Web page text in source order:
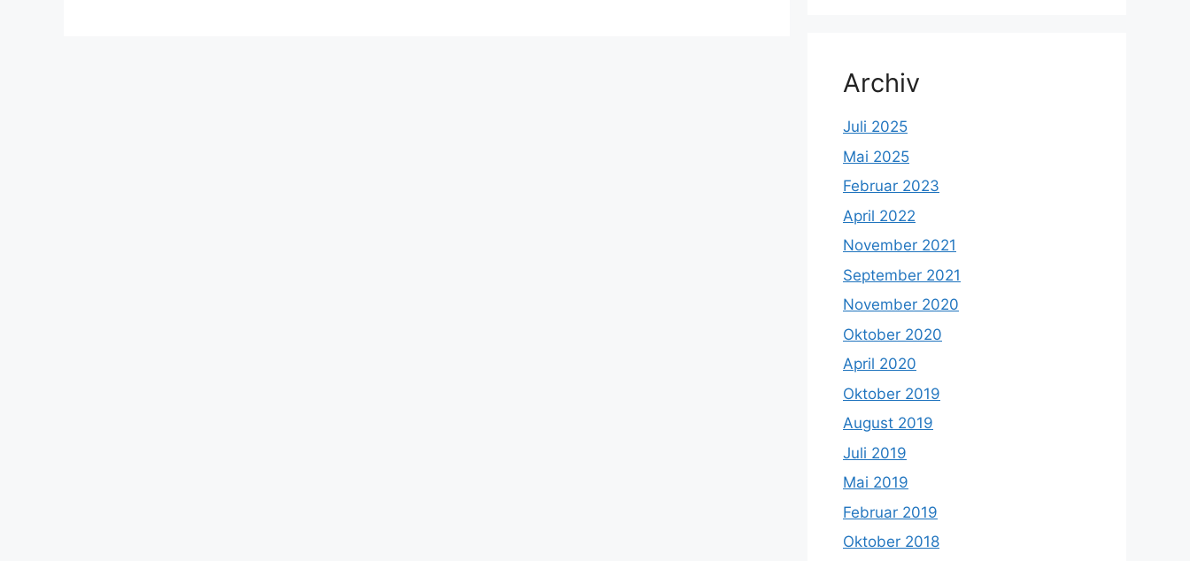
Archiv
Juli 2025
Mai 2025
Februar 2023
April 2022
November 2021
September 2021
November 2020
Oktober 2020
April 2020
Oktober 2019
August 2019
Juli 2019
Mai 2019
Februar 2019
Oktober 2018